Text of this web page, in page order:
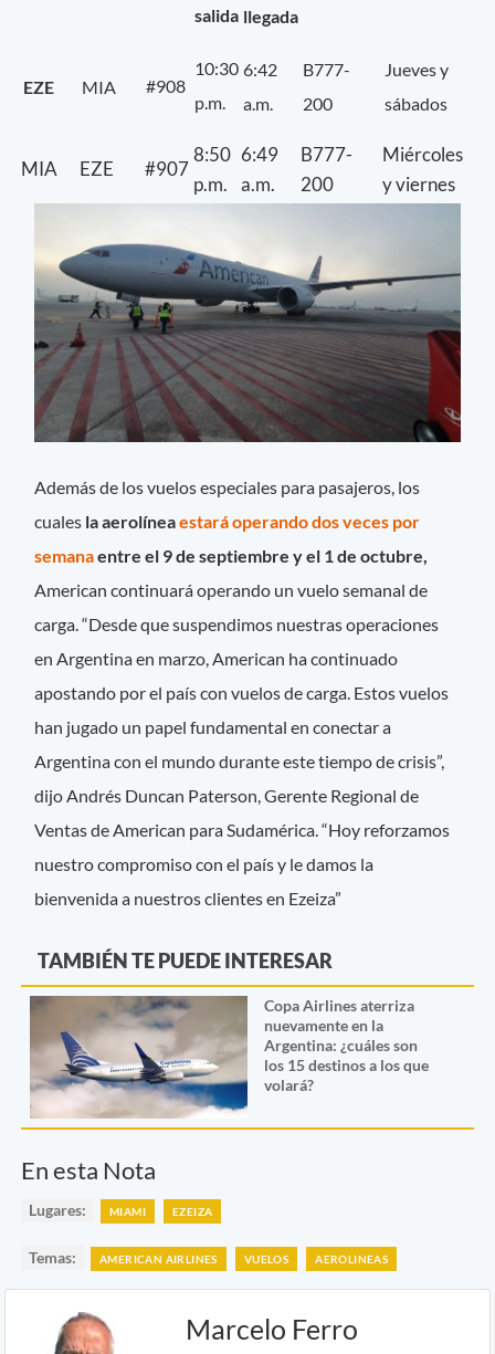
salida llegada
EZE MIA #908
10:30
p.m.
6:42
a.m.
B777-
200
Jueves y
sábados
MIA EZE #907
8:50
p.m.
6:49
a.m.
B777-
200
Miércoles
y viernes
Además de los vuelos especiales para pasajeros, los
cuales la aerolíneaestará operando dos veces por
semanaentre el 9 de septiembre y el 1 de octubre,
American continuará operando un vuelo semanal de
carga. “Desde que suspendimos nuestras operaciones
en Argentina en marzo, American ha continuado
apostando por el país con vuelos de carga. Estos vuelos
han jugado un papel fundamental en conectar a
Argentina con el mundo durante este tiempo de crisis”,
dijo Andrés Duncan Paterson, Gerente Regional de
Ventas de American para Sudamérica. “Hoy reforzamos
nuestro compromiso con el país y le damos la
bienvenida a nuestros clientes en Ezeiza”
TAMBIÉN TE PUEDE INTERESAR
Copa Airlines aterriza
nuevamente en la
Argentina: ¿cuáles son
los 15 destinos a los que
volará?
En esta Nota
Lugares: MIAMI EZEIZA
Temas: AMERICAN AIRLINES VUELOS AEROLINEAS
Marcelo Ferro